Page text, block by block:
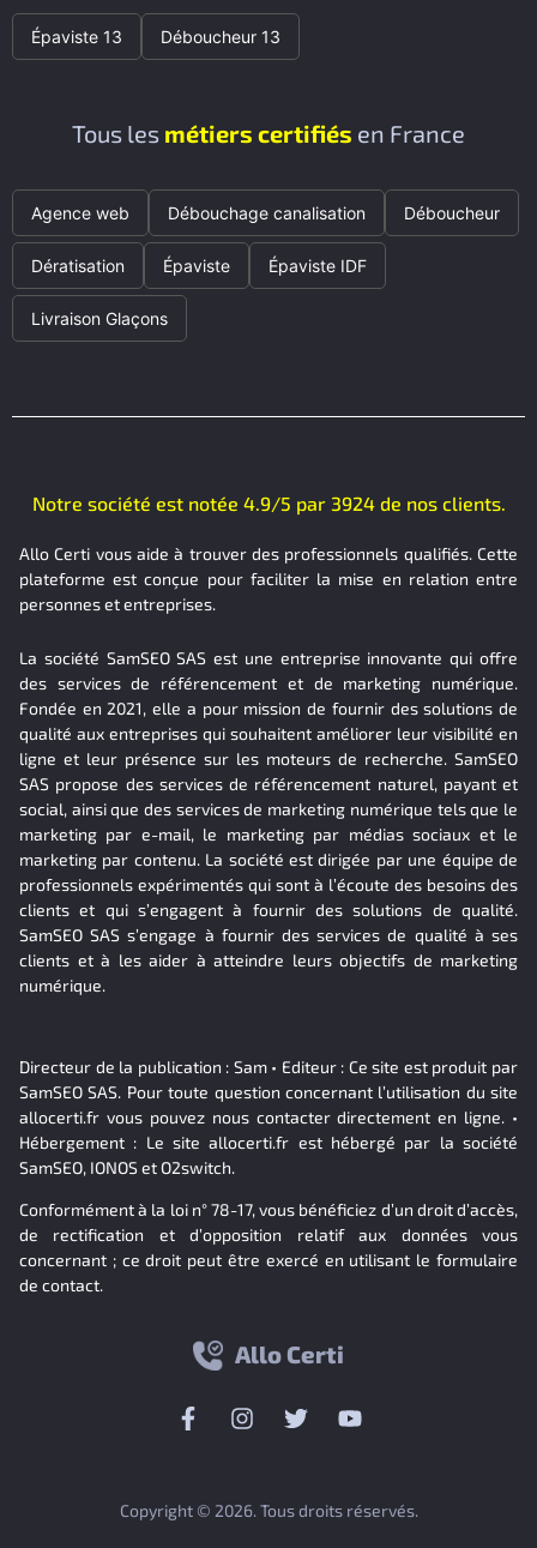
Épaviste 13 Déboucheur 13
Tous les métiers certifiés en France
Agence web Débouchage canalisation Déboucheur
Dératisation Épaviste Épaviste IDF
Livraison Glaçons
Notre société est notée 4.9/5 par 3924 de nos clients.
Allo Certi vous aide à trouver des professionnels qualifiés. Cette
plateforme est conçue pour faciliter la mise en relation entre
personnes et entreprises.
La société SamSEO SAS est une entreprise innovante qui offre
des services de référencement et de marketing numérique.
Fondée en 2021, elle a pour mission de fournir des solutions de
qualité aux entreprises qui souhaitent améliorer leur visibilité en
ligne et leur présence sur les moteurs de recherche. SamSEO
SAS propose des services de référencement naturel, payant et
social, ainsi que des services de marketing numérique tels que le
marketing par e-mail, le marketing par médias sociaux et le
marketing par contenu. La société est dirigée par une équipe de
professionnels expérimentés qui sont à l’écoute des besoins des
clients et qui s’engagent à fournir des solutions de qualité.
SamSEO SAS s’engage à fournir des services de qualité à ses
clients et à les aider à atteindre leurs objectifs de marketing
numérique.
Directeur de la publication : Sam • Editeur : Ce site est produit par
SamSEO SAS. Pour toute question concernant l’utilisation du site
allocerti.fr vous pouvez nous contacter directement en ligne. •
Hébergement : Le site allocerti.fr est hébergé par la société
SamSEO, IONOS et O2switch.
Conformément à la loi n° 78-17, vous bénéficiez d’un droit d’accès,
de rectification et d’opposition relatif aux données vous
concernant ; ce droit peut être exercé en utilisant le formulaire
de contact.
Allo Certi
Copyright © 2026. Tous droits réservés.